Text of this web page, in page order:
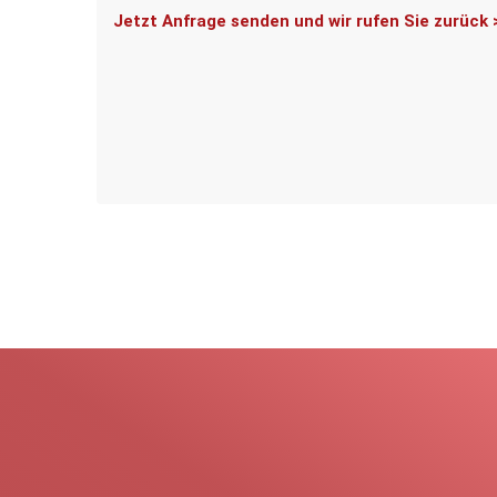
Jetzt Anfrage senden und wir rufen Sie zurück